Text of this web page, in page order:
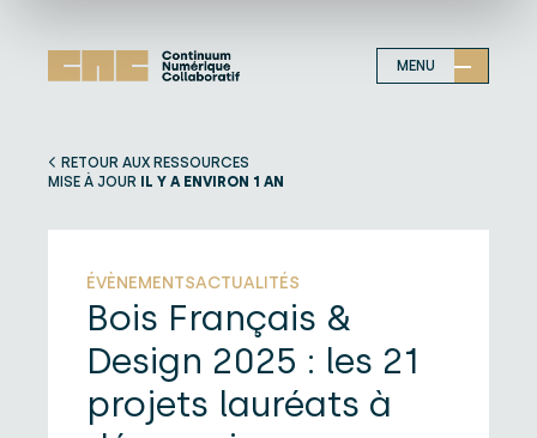
MENU
RETOUR AUX RESSOURCES
MISE À JOUR
IL Y A ENVIRON 1 AN
ÉVÈNEMENTSACTUALITÉS
Bois Français &
Design 2025 : les 21
projets lauréats à